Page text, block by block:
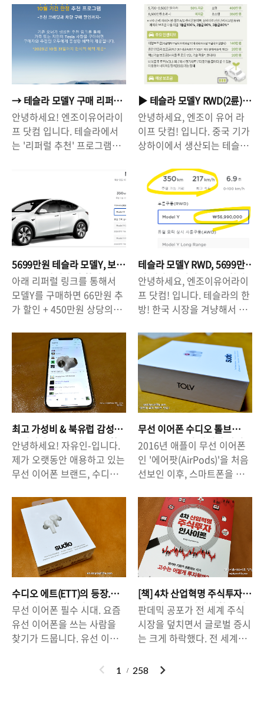
어떤 때는 일반 차량들도 버
스 전용 차로'로 달리기도하
고, 어떤 때는 일반 차량이 다
니지 않기도 하는데요, 그렇
다면, 버스전용차로가 적용되
는 구간/시간이 어떻게 될까
요? 알아보도록 하죠! 경부고
속도로 - 운영일 : 평일/토요
일/일요일/공휴일 (매일 운
영) - 시간 : 07:00 ~ 21:00
(14시간, 새벽 시간 미운영) -
일/공휴일 오산IC ~ 한남대교
남단 총 46.6km 운영 신탄진
IC ~ 한남대교 남단 총
141.0km 운영 ☞ 설날/추석
연휴 - 운영 시간 : 07:00 ~
01:00 (18시간) - 운영 구간 :
신탄진IC ~ 한남대교 남단(총
14..
교통카드가 없으면 굉장히 불
편합니다. 왜냐하면 일본 지
하철은 여러 회사들이 있는
데, 다른 회사 지하철을 이용
하게 될 경우에는 각각 표를
따로 끊어야해서 환승할 때
마다 표를 끊어야하기 때문이
죠! 그렇지만 '교통카드'를 가
지고 있으면, 그냥 찍고 나가
고, 찍고 들어가면 되기 때문
에 매번 표를 끊어야하는 번
때문에 일본 여행을 가게된다
면 '교통카드 - 스이
카/Suica'를 구매하게 되는데
요, 여기서 중.요.한.사실을 알
려드립니다. 일본 지하철에서
는 더 이상 '실물 카드' Suica
를 판매하지 않는다고 합니
다. 기존 카드 충전만 가능합
니다! 실물카드 대신, '모바일
카드'..
→ 테슬라 모델Y 구매 리퍼
럴 추천 11월 부터 종료(모
델S/X/3도 해당)// 보조금 +
66만원 할인 받으세요!
안녕하세요! 엔조이유어라이
프 닷컴 입니다. 테슬라에서
는 '리퍼럴 추천' 프로그램을
면 '할인 혜택+기타 추가 혜
택'을 받을 수 있는데요, 현재
모델Y, 모델3, 모델S, 모델X
를 구매할 때, 리퍼럴 코드를
이용해서 구매를 하게 되면
66만원 할인 + 3개월 EAP(향
상된 오토 파일럿) 혜택을 받
을 수 있습니다. 그러나, 현재
진행되고 있는 테슬라의 66
10월 31일 예약자까지만 적
용이되고, 11월부터는 혜택
이 종료된다고 합니다. 테슬
라 전기차를 구매할 의사가
있는 분들은 10월 31일 이전
에 모델Y/S/X 등을 예약해 두
는 것이 전기차 구매를 하는
데 있어서 좀 더 유리할 수 있
겠네요. 리..
▶ 테슬라 모델Y RWD(2륜)
보조금 수령 액수. 중국산
LFP라서 100%는 못 받습니
다. → 지역별 전기차 보조금
액수 확인 후 계산
안녕하세요, 엔조이 유어 라
이프 닷컴! 입니다. 중국 기가
상하이에서 생산되는 테슬라
어옵니다. 사전 예약에서도
상당한 인기를 실감할 수 있
었는데요, 과연 보조금 얼마
를 받을 수 있을 것인가? 그것
이 중요하죠! 물론, 모델Y
RWD는 공식적으로 판매가격
이 5699만원이기 때문에 현
재 국내 보조금 100% 수령
가능 기준5700만원 범위에
들어갑니다. 그러나, 보조금
지급 세부 항목에서 차이가
경우에는 100% 수령이 불가
능합니다. 그렇기 때문에 차
량 구매 계획을 위해서 대략
적으로 계산을 해 볼 필요가
있습니다. ♥ 테슬라 구매 리
퍼럴 혜택을 받으세요! ♥ 아
래 링크를 통해서 테슬라를
구입하게될 경우, 추가 할인
66만원 혜택과 3개월 EAP 무
료 혜..
5699만원 테슬라 모델Y, 보
조금+66만원 추가 할인 받
고 올해 안에 받으려면?
아래 리퍼럴 링크를 통해서
모델Y를 구매하면 66만원 추
가 할인 + 450만원 상당의
료 체험을 할 수 있습니다. 링
크를 통해 구매하실 것을 권
장드립니다 :)
https://www.tesla.com/k
o_kr/modely/design?
referral=woojin59053&re
direct=no#overview 안녕
하세요, 엔조이유어라이프 닷
컴! 입니다. 모델Y RWD 모델
이 5699만원에 출시되면서
굉장한 이슈가 되고 있습니
너이지만 보조금 100% 가능
한 (실제로는 100%아니지
만..) 모델Y RWD 차량을 한대
더 구입하고 싶을 정도로 매
력적인 가격입니다. 그래서
친구, 친척, 지인들에게 절호
의 기회(?)인 이번 5699 모델
Y 대란을 적극 활용..
테슬라 모델Y RWD, 5699만
원 대란! 지역별 보조금 확인
하고 전략을 세워야..
안녕하세요, 엔조이유어라이
프 닷컴! 입니다. 테슬라의 한
방! 한국 시장을 겨냥해서 중
LFP 배터리 탑재, 모델Y
RWD(2륜) 차량을 5699만원
에 출시했습니다. 현행 100%
정부 보조금 기준이 5700만
원인 점을 감안하면, 100%
보조금을 받을 수 있는 것인
데요, 보조금을 받고 차량을
구매하게될 경우, 지역별로
차이가 있겠지만 4천만원 중
~후반대에 테슬라 모델Y를
구매할 수 있게 된다는 점에
적으로 '레퍼럴 코드(링크)'를
통해 차량을 구매할 경우 66
만원 추가 할인 + 3개월 EAP
기능 무료(500만원짜리 옵
션) 혜택이 제공되기 때문에
레퍼럴 코드를 이용해서 구매
하는 것이 유리합니다. - 66만
원 할인 레퍼럴코드 주소 :
https://www...
최고 가성비 & 북유럽 감성
무선이어폰 = 수디오 T2 (할
인 25% 꿀팁)
안녕하세요! 자유인-입니다.
제가 오랫동안 애용하고 있는
무선 이어폰 브랜드, 수디오
오 에트(SUDIO ETT)를 사용
하고 있었는데요, 이번에 T2
가 나왔다는 소식을 듣고
'T2'로 갈아탔습니다! '에트
(ETT)'도 분명 좋은 제품이지
만, T2를 귀에 꽂는 순간 갈아
타는 것으로 마음 먹었습니
다. * SUDIO T2 주요 스펙 *
- 작동 방식 : 터치 방식 - 무게
: 5.3g(이어폰 본체) - 방수 :
생활 방수 - 재생 시간 : 최대
케이스 충전 가능) - 노이즈
무선 이어폰 수디오 톨브
(Tolv) : 북유럽 감성에 빠진
가성비 이어폰
2016년 애플이 무선 이어폰
인 '에어팟(AirPods)'을 처음
선보인 이후, 스마트폰을 쓰
대세로 자리잡았습니다. 써
본 사람들은 무선 이어폰이
얼마나 편리한 줄 알기 때문
에 무선 이어폰의 세계에서
헤어나올 수 없습니다. 요즘
은 삼성과 LG에서도 무선 이
어폰을 많들고, 수 많은 제품
브랜드가 있기에 선택의 폭이
넓어졌습니다. 그렇지만 '쓸
만한' 무선 이어폰을 고르는
것은 언제나 고민일 수 밖에
제품 '에어팟프로'의 가격은
수디오 에트(ETT)의 등장.
감탄이 절로 나온다.
무선 이어폰 필수 시대. 요즘
유선 이어폰을 쓰는 사람을
찾기가 드뭅니다. 유선 이어
서조차 '유선' 제품은 점점 사
[책] 4차 산업혁명 주식투자
인사이트 - 투자의 방향을 짚
어주는 유용한 책.
판데믹 공포가 전 세계 주식
시장을 덮치면서 글로벌 증시
는 크게 하락했다. 전 세계가
는 실종되었고 감염에 대한
이
1 258
다